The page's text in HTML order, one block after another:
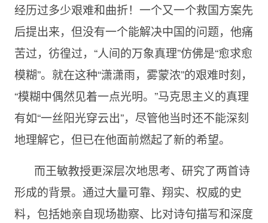
经历过多少艰难和曲折！一个又一个救国方案先
后提出来，但没有一个能解决中国的问题，他痛
苦过，彷徨过，“人间的万象真理”仿佛是“愈求愈
模糊”。就在这种“潇潇雨，雾蒙浓”的艰难时刻，
“模糊中偶然见着一点光明。”马克思主义的真理
有如“一丝阳光穿云出”，尽管他当时还不能深刻
地理解它，但已在他面前燃起了新的希望。
而王敏教授更深层次地思考、研究了两首诗
形成的背景。通过大量可靠、翔实、权威的史
料，包括她亲自现场勘察、比对诗句描写和深度